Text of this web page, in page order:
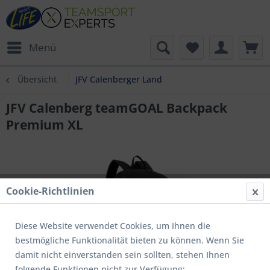
Menü
Übersicht JFV Calenberger Land
JFV Calenberg teamGOAL Backpack
Premium XL
Cookie-Richtlinien
Diese Website verwendet Cookies, um Ihnen die
bestmögliche Funktionalität bieten zu können. Wenn Sie
damit nicht einverstanden sein sollten, stehen Ihnen